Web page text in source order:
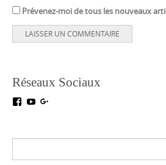
Prévenez-moi de tous les nouveaux
Réseaux Sociaux
Voir
testoutillage
Facebook
Voir
YouTube
+Test-
sur